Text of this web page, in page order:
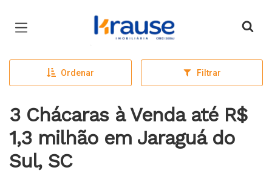
Página inicial
Ordenar Filtrar
3 Chácaras à Venda até R$
1,3 milhão em Jaraguá do
Sul, SC